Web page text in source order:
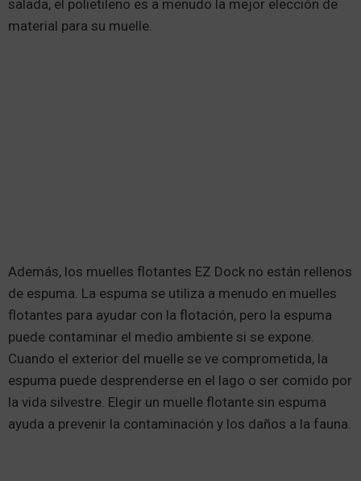
salada, el polietileno es a menudo la mejor elección de
material para su muelle.
Además, los muelles flotantes EZ Dock no están rellenos
de espuma. La espuma se utiliza a menudo en muelles
flotantes para ayudar con la flotación, pero la espuma
puede contaminar el medio ambiente si se expone.
Cuando el exterior del muelle se ve comprometida, la
espuma puede desprenderse en el lago o ser comido por
la vida silvestre. Elegir un muelle flotante sin espuma
ayuda a prevenir la contaminación y los daños a la fauna.